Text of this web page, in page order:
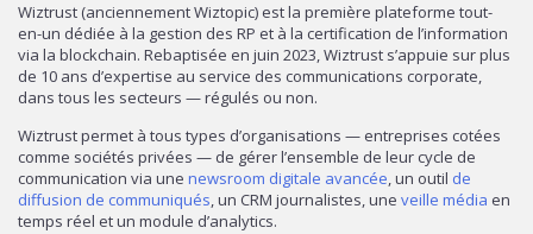
Wiztrust (anciennement Wiztopic) est la première plateforme tout-
en-un dédiée à la gestion des RP et à la certification de l’information
via la blockchain. Rebaptisée en juin 2023, Wiztrust s’appuie sur plus
de 10 ans d’expertise au service des communications corporate,
dans tous les secteurs — régulés ou non.
Wiztrust permet à tous types d’organisations — entreprises cotées
comme sociétés privées — de gérer l’ensemble de leur cycle de
communication via une newsroom digitale avancée, un outil de
diffusion de communiqués, un CRM journalistes, une veille média en
temps réel et un module d’analytics.